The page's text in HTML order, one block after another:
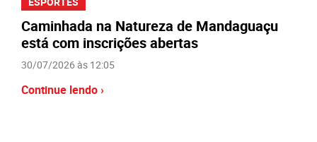
Caminhada na Natureza de Mandaguaçu
está com inscrições abertas
30/07/2026 às 12:05
Continue lendo ›